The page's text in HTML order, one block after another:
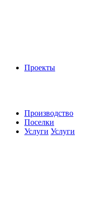
Проекты
Производство
Поселки
Услуги Услуги